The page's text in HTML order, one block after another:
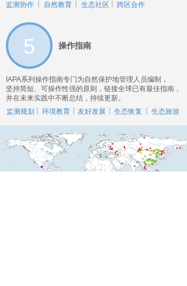
环境教育
生态社区
生态恢复
生态旅游
操作指南
IAPA系列操作指南专门为自然保护地管理人员编制，
坚持简短、可操作性强的原则，链接全球已有最佳指南，
并在未来实践中不断总结，持续更新。
5
监测协作 自然教育
友好发展
监测规划
跨区合作